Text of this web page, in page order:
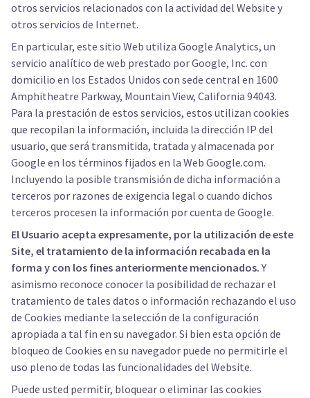
otros servicios relacionados con la actividad del Website y
otros servicios de Internet.
En particular, este sitio Web utiliza Google Analytics, un
servicio analítico de web prestado por Google, Inc. con
domicilio en los Estados Unidos con sede central en 1600
Amphitheatre Parkway, Mountain View, California 94043.
Para la prestación de estos servicios, estos utilizan cookies
que recopilan la información, incluida la dirección IP del
usuario, que será transmitida, tratada y almacenada por
Google en los términos fijados en la Web Google.com.
Incluyendo la posible transmisión de dicha información a
terceros por razones de exigencia legal o cuando dichos
terceros procesen la información por cuenta de Google.
El Usuario acepta expresamente, por la utilización de este
Site, el tratamiento de la información recabada en la
forma y con los fines anteriormente mencionados.Y
asimismo reconoce conocer la posibilidad de rechazar el
tratamiento de tales datos o información rechazando el uso
de Cookies mediante la selección de la configuración
apropiada a tal fin en su navegador. Si bien esta opción de
bloqueo de Cookies en su navegador puede no permitirle el
uso pleno de todas las funcionalidades del Website.
Puede usted permitir, bloquear o eliminar las cookies